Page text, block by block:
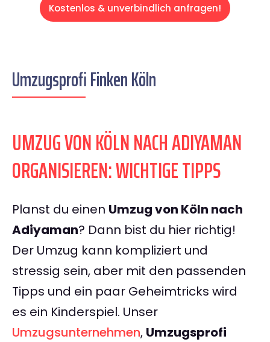
Kostenlos & unverbindlich anfragen!
Umzugsprofi Finken Köln
UMZUG VON KÖLN NACH ADIYAMAN
ORGANISIEREN: WICHTIGE TIPPS
Planst du einen Umzug von Köln nach
Adiyaman? Dann bist du hier richtig!
Der Umzug kann kompliziert und
stressig sein, aber mit den passenden
Tipps und ein paar Geheimtricks wird
es ein Kinderspiel. Unser
Umzugsunternehmen, Umzugsprofi